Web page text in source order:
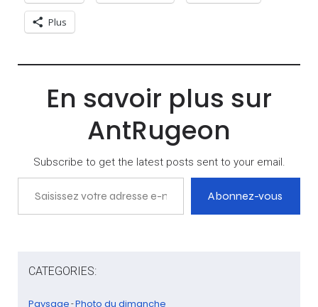
Plus
En savoir plus sur
AntRugeon
Subscribe to get the latest posts sent to your email.
Saisissez votre adresse e-mail…
Abonnez-vous
CATEGORIES:
Paysage -Photo du dimanche